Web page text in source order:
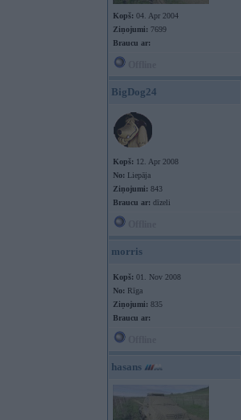
Kopš: 04. Apr 2004
Ziņojumi: 7699
Braucu ar:
BigDog24
Kopš: 12. Apr 2008
No: Liepāja
Ziņojumi: 843
Braucu ar: dīzeli
morris
Kopš: 01. Nov 2008
No: Rīga
Ziņojumi: 835
Braucu ar:
hasans